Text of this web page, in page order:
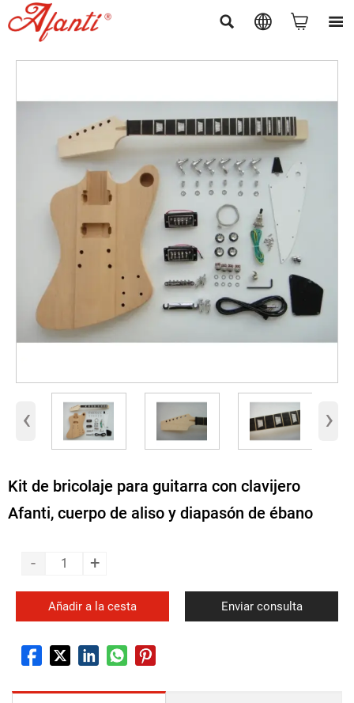
   
‹ ›
Kit de bricolaje para guitarra con clavijero
Afanti, cuerpo de aliso y diapasón de ébano
- +
Añadir a la cesta Enviar consulta